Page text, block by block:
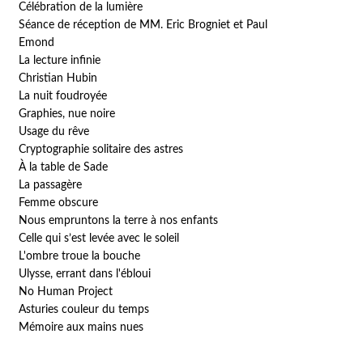
Célébration de la lumière
Séance de réception de MM. Eric Brogniet et Paul
Emond
La lecture infinie
Christian Hubin
La nuit foudroyée
Graphies, nue noire
Usage du rêve
Cryptographie solitaire des astres
À la table de Sade
La passagère
Femme obscure
Nous empruntons la terre à nos enfants
Celle qui s’est levée avec le soleil
L'ombre troue la bouche
Ulysse, errant dans l'ébloui
No Human Project
Asturies couleur du temps
Mémoire aux mains nues